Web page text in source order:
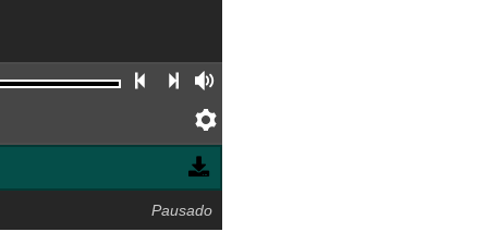
Faixa anterior
Próxima faixa
Preferências
Pausado